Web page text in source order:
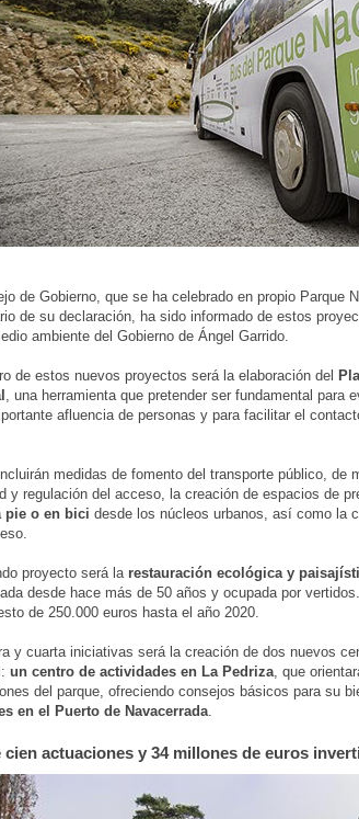
de Gobierno, que se ha celebrado en propio Parque
de su declaración, ha sido informado de estos
ambiente del Gobierno de Ángel Garrido.
de estos nuevos proyectos será la elaboración del
, una herramienta que pretender ser fundamental para
afluencia de personas y para facilitar el
medidas de fomento del transporte público, de
y regulación del acceso, la creación de espacios de
pie o en bici desde los núcleos urbanos, así como la
proyecto será la restauración ecológica y
desde hace más de 50 años y ocupada por
de 250.000 euros hasta el año 2020.
y cuarta iniciativas será la creación de dos nuevos
un centro de actividades en La Pedriza , que
del parque, ofreciendo consejos básicos para su
en el Puerto de Navacerrada
cien actuaciones y 34 millones de euros